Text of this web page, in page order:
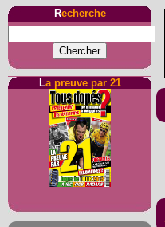
Recherche
La preuve par 21